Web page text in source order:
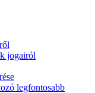
jogairól
legfontosabb